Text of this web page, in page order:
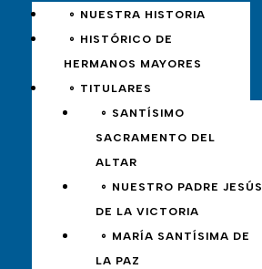
∘ NUESTRA HISTORIA
∘ HISTÓRICO DE
HERMANOS MAYORES
∘ TITULARES
∘ SANTÍSIMO
SACRAMENTO DEL
ALTAR
∘ NUESTRO PADRE JESÚS
DE LA VICTORIA
∘ MARÍA SANTÍSIMA DE
LA PAZ